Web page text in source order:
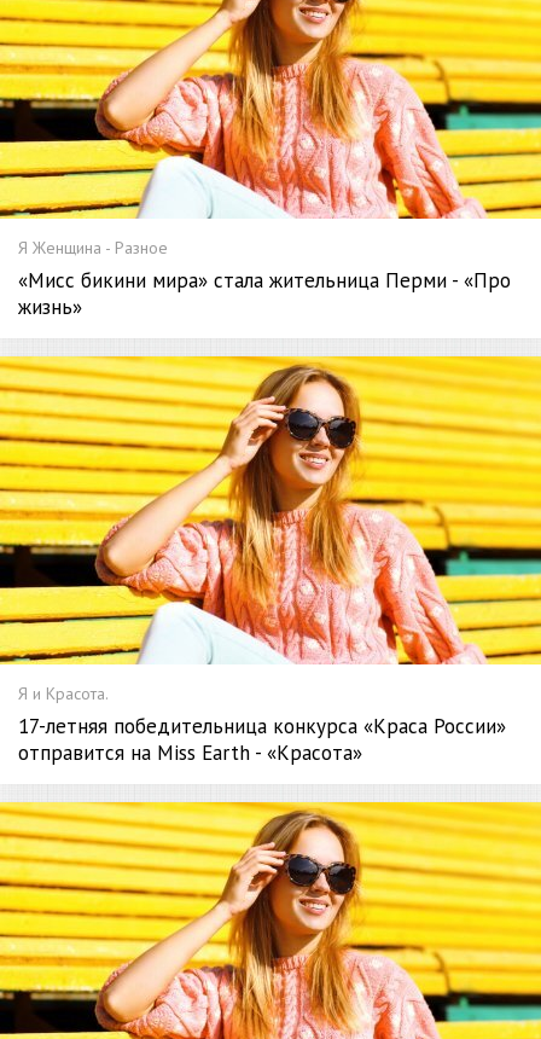
Я Женщина - Разное
«Мисс бикини мира» стала жительница Перми - «Про
жизнь»
Я и Красота.
17-летняя победительница конкурса «Краса России»
отправится на Miss Earth - «Красота»